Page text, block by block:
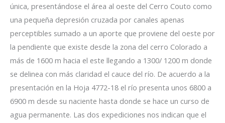
única, presentándose el área al oeste del Cerro Couto como
una pequeña depresión cruzada por canales apenas
perceptibles sumado a un aporte que proviene del oeste por
la pendiente que existe desde la zona del cerro Colorado a
más de 1600 m hacia el este llegando a 1300/ 1200 m donde
se delinea con más claridad el cauce del río. De acuerdo a la
presentación en la Hoja 4772-18 el río presenta unos 6800 a
6900 m desde su naciente hasta donde se hace un curso de
agua permanente. Las dos expediciones nos indican que el